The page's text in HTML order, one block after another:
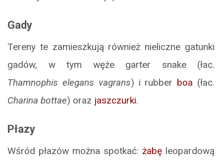
Gady
Tereny te zamieszkują również nieliczne gatunki
gadów, w tym węże garter snake (łac.
Thamnophis elegans vagrans) i rubber boa (łac.
Charina bottae) oraz jaszczurki.
Płazy
Wśród płazów można spotkać: żabę leopardową